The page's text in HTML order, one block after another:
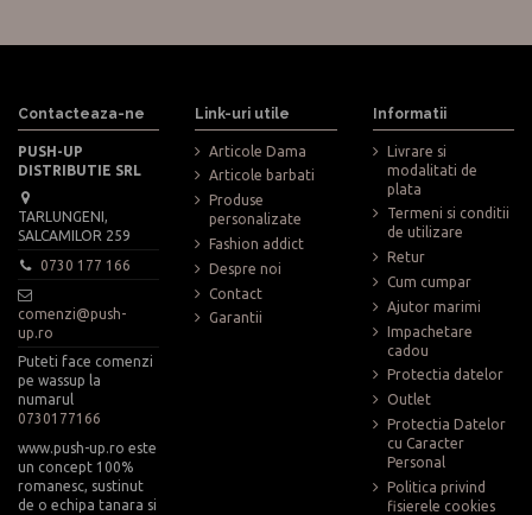
Contacteaza-ne
PUSH-UP
DISTRIBUTIE SRL
TARLUNGENI,
SALCAMILOR 259
0730 177 166
comenzi@push-
up.ro
Puteti face comenzi
pe wassup la
numarul
0730177166
www.push-up.ro este
un concept 100%
romanesc, sustinut
de o echipa tanara si
Link-uri utile
Articole Dama
Articole barbati
Produse
personalizate
Fashion addict
Despre noi
Contact
Garantii
Informatii
Livrare si
modalitati de
plata
Termeni si conditii
de utilizare
Retur
Cum cumpar
Ajutor marimi
Impachetare
cadou
Protectia datelor
Outlet
Protectia Datelor
cu Caracter
Personal
Politica privind
fisierele cookies